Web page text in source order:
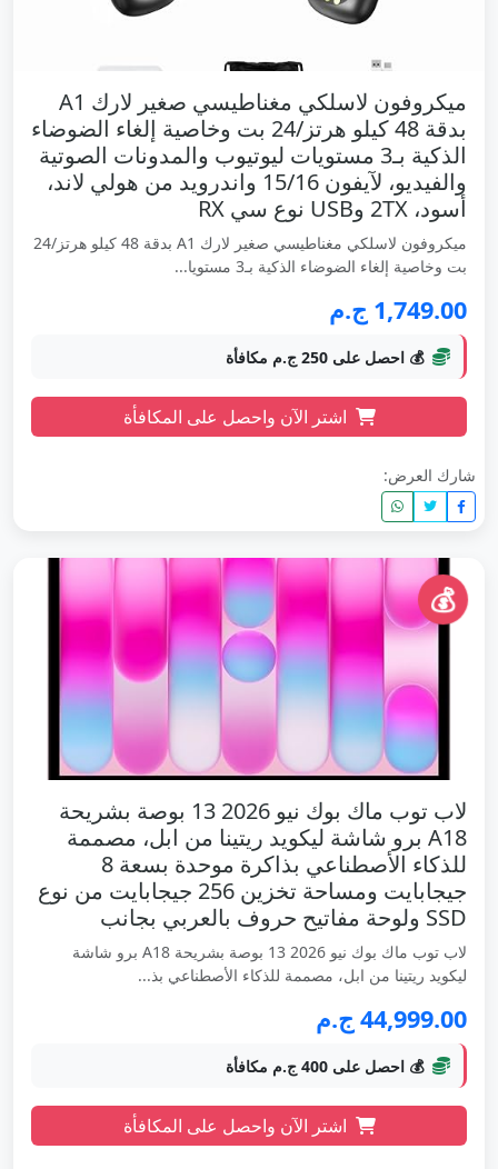
ميكروفون لاسلكي مغناطيسي صغير لارك A1
بدقة 48 كيلو هرتز/24 بت وخاصية إلغاء الضوضاء
الذكية بـ3 مستويات ليوتيوب والمدونات الصوتية
والفيديو، لآيفون 15/16 واندرويد من هولي لاند،
أسود، 2TX وUSB نوع سي RX
ميكروفون لاسلكي مغناطيسي صغير لارك A1 بدقة 48 كيلو هرتز/24
بت وخاصية إلغاء الضوضاء الذكية بـ3 مستويا...
1,749.00 ج.م
💰 احصل على 250 ج.م مكافأة
اشتر الآن واحصل على المكافأة
شارك العرض:
💰
لاب توب ماك بوك نيو 2026 13 بوصة بشريحة
A18 برو شاشة ليكويد ريتينا من ابل، مصممة
للذكاء الأصطناعي بذاكرة موحدة بسعة 8
جيجابايت ومساحة تخزين 256 جيجابايت من نوع
SSD ولوحة مفاتيح حروف بالعربي بجانب
لاب توب ماك بوك نيو 2026 13 بوصة بشريحة A18 برو شاشة
ليكويد ريتينا من ابل، مصممة للذكاء الأصطناعي بذ...
44,999.00 ج.م
💰 احصل على 400 ج.م مكافأة
اشتر الآن واحصل على المكافأة